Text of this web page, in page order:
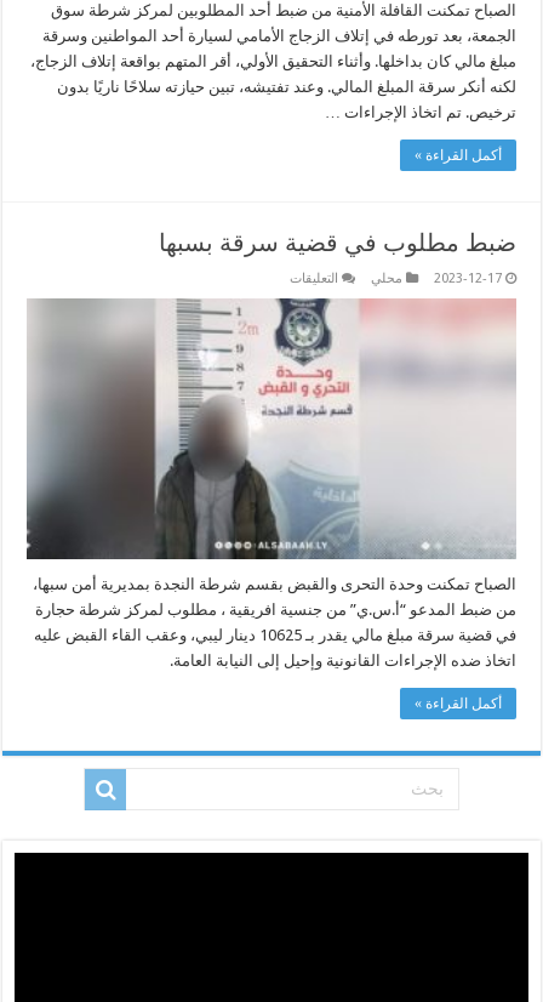
الصباح تمكنت القافلة الأمنية من ضبط أحد المطلوبين لمركز شرطة سوق
الجمعة، بعد تورطه في إتلاف الزجاج الأمامي لسيارة أحد المواطنين وسرقة
مبلغ مالي كان بداخلها. وأثناء التحقيق الأولي، أقر المتهم بواقعة إتلاف الزجاج،
لكنه أنكر سرقة المبلغ المالي. وعند تفتيشه، تبين حيازته سلاحًا ناريًا بدون
ترخيص. تم اتخاذ الإجراءات …
أكمل القراءة »
ضبط مطلوب في قضية سرقة بسبها
2023-12-17 محلي التعليقات
مطلوب
في
قضية
سرقة
بسبها
مغلقة
الصباح تمكنت وحدة التحرى والقبض بقسم شرطة النجدة بمديرية أمن سبها،
من ضبط المدعو “أ.س.ي” من جنسية افريقية ، مطلوب لمركز شرطة حجارة
في قضية سرقة مبلغ مالي يقدر بـ 10625 دينار ليبي، وعقب القاء القبض عليه
اتخاذ ضده الإجراءات القانونية وإحيل إلى النيابة العامة.
أكمل القراءة »